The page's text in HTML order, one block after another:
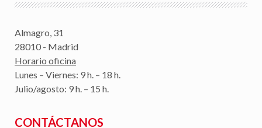
Almagro, 31
28010 - Madrid
Horario oficina
Lunes – Viernes: 9 h. – 18 h.
Julio/agosto: 9 h. – 15 h.
CONTÁCTANOS